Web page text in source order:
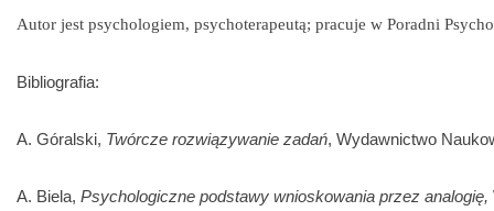
Autor jest psychologiem, psychoterapeutą; pracuje w Poradni
Bibliografia:
A. Góralski, Twórcze rozwiązywanie zadań, Wydawnictwo
A. Biela, Psychologiczne podstawy wnioskowania przez analogię,